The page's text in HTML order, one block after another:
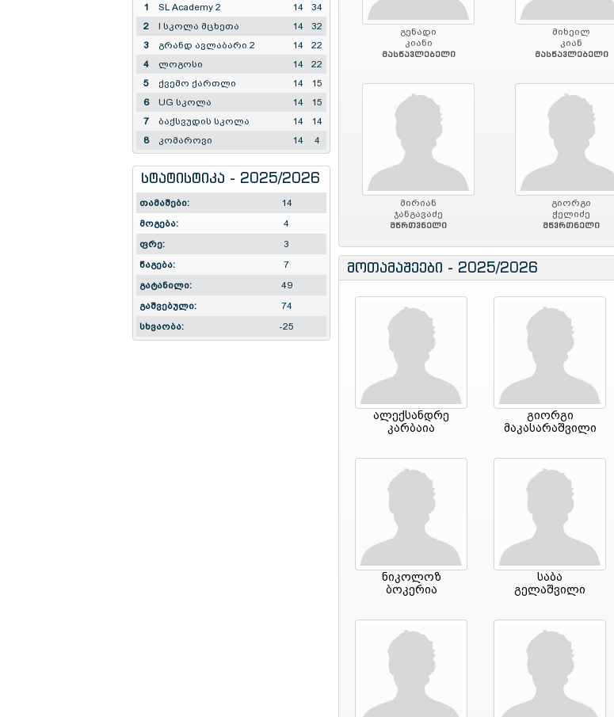
1
SL Academy 2 14
34
2
I სკოლა მცხეთა 14
32
3
გრანდ ავლაბარი 2 14
22
4
ლოგოსი 14
22
5
ქვემო ქართლი 14
15
6
UG სკოლა 14
15
7
ბაქსვუდის სკოლა 14
14
8
კომაროვი 14 4
სტატისტიკა - 2025/2026
თამაშები:
14
მოგება:
4
ფრე:
3
წაგება:
7
გატანილი:
49
გაშვებული:
74
სხვაობა:
-25
გენადი
კიანი
მასწავლებელი
მიხეილ
კიან
მასწავლებელი
მირიან
ჯანგავაძე
მწრთვნელი
გიორგი
ჭელიძე
მწვრთნელი
მოთამაშეები - 2025/2026
ალექსანდრე
კარბაია
გიორგი
მაკასარაშვილი
ნიკოლოზ
ბოკერია
საბა
გელაშვილი